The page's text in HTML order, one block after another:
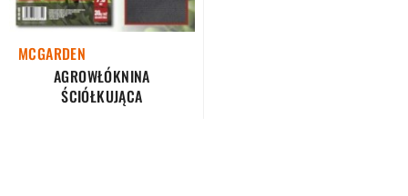
MCGARDEN
AGROWŁÓKNINA
ŚCIÓŁKUJĄCA